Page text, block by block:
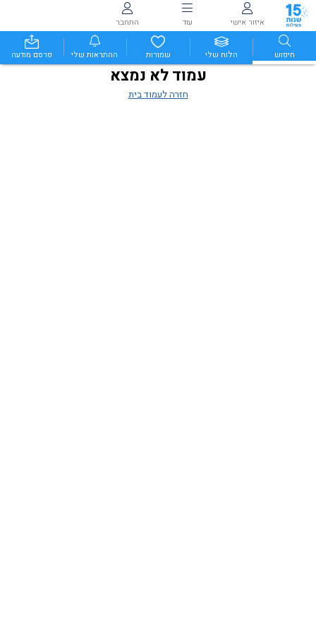
איזור אישי עוד התחבר
חיפוש הלוח שלי שמורות ההתראות שלי פרסם מודעה
עמוד לא נמצא
חזרה לעמוד בית